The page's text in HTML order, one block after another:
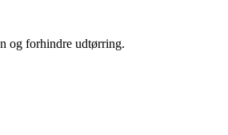
og forhindre udtørring.